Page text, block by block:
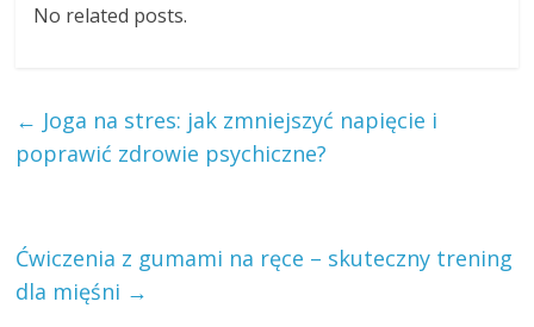
No related posts.
← Joga na stres: jak zmniejszyć napięcie i
poprawić zdrowie psychiczne?
Ćwiczenia z gumami na ręce – skuteczny trening
dla mięśni →